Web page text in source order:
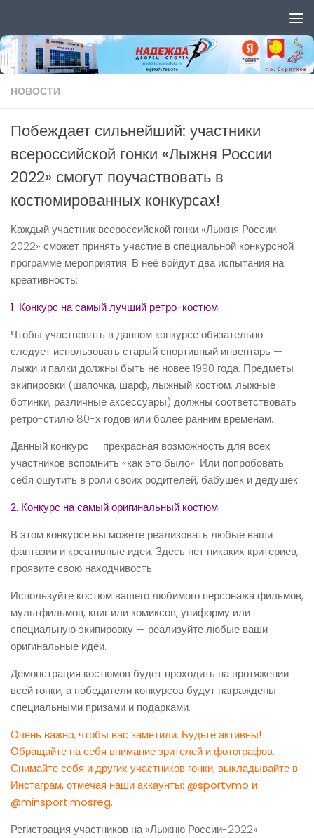
НОВОСТИ
Побеждает сильнейший: участники
всероссийской гонки «Лыжня России
2022» смогут поучаствовать в
костюмированных конкурсах!
Каждый участник всероссийской гонки «Лыжня России
2022» сможет принять участие в специальной конкурсной
программе мероприятия. В неё войдут два испытания на
креативность:
1. Конкурс на самый лучший ретро-костюм
Чтобы участвовать в данном конкурсе обязательно
следует использовать старый спортивный инвентарь —
лыжи и палки должны быть не новее 1990 года. Предметы
экипировки (шапочка, шарф, лыжный костюм, лыжные
ботинки, различные аксессуары) должны соответствовать
ретро-стилю 80-х годов или более ранним временам.
Данный конкурс — прекрасная возможность для всех
участников вспомнить «как это было». Или попробовать
себя ощутить в роли своих родителей, бабушек и дедушек.
2. Конкурс на самый оригинальный костюм
В этом конкурсе вы можете реализовать любые ваши
фантазии и креативные идеи. Здесь нет никаких критериев,
проявите свою находчивость.
Используйте костюм вашего любимого персонажа фильмов,
мультфильмов, книг или комиксов, униформу или
специальную экипировку — реализуйте любые ваши
оригинальные идеи.
Демонстрация костюмов будет проходить на протяжении
всей гонки, а победители конкурсов будут награждены
специальными призами и подарками.
Очень важно, чтобы вас заметили. Будьте активны!
Обращайте на себя внимание зрителей и фотографов.
Снимайте себя и других участников гонки, выкладывайте в
Инстаграм, отмечая наши аккаунты: @sportvmo и
@minsport.mosreg.
Регистрация участников на «Лыжню России-2022»